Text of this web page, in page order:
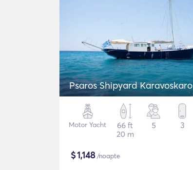
Psaros Shipyard Karavoskaro
Motor Yacht
66 ft
20 m
5 3
$1,148/noapte